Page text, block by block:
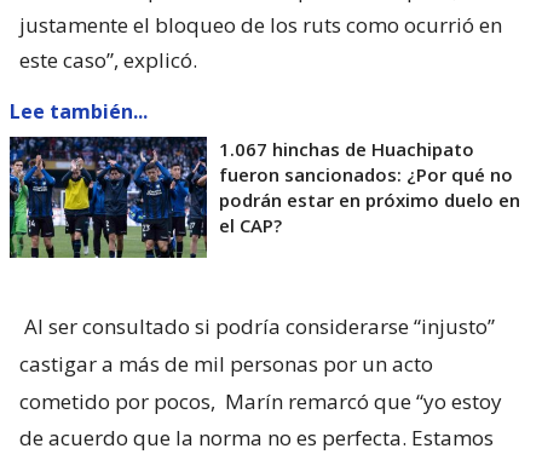
justamente el bloqueo de los ruts como ocurrió en
este caso”, explicó.
Lee también...
1.067 hinchas de Huachipato
fueron sancionados: ¿Por qué no
podrán estar en próximo duelo en
el CAP?
Al ser consultado si podría considerarse “injusto”
castigar a más de mil personas por un acto
cometido por pocos, Marín remarcó que “yo estoy
de acuerdo que la norma no es perfecta. Estamos